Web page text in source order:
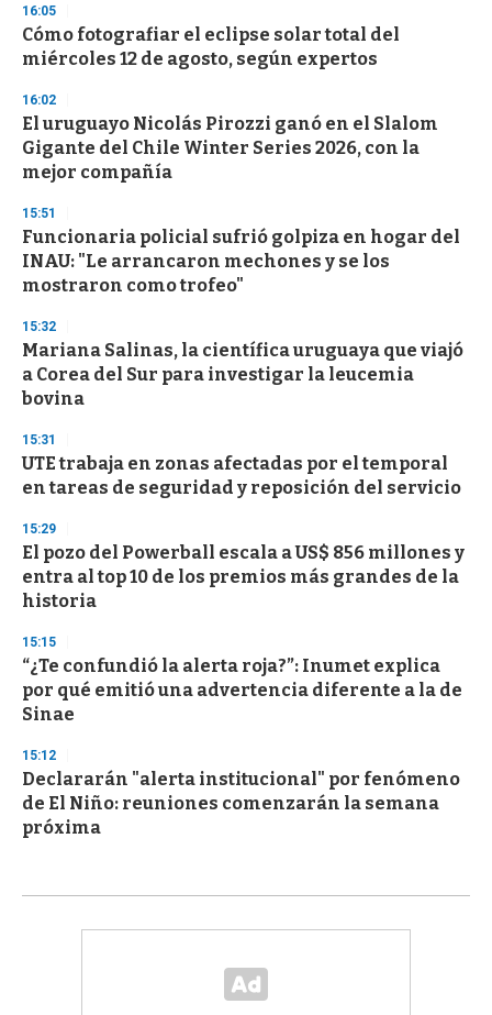
d
s
o
f
3
s
e
c
o
d
s
16:05
Cómo fotografiar el eclipse solar total del
miércoles 12 de agosto, según expertos
16:02
El uruguayo Nicolás Pirozzi ganó en el Slalom
Gigante del Chile Winter Series 2026, con la
mejor compañía
15:51
Funcionaria policial sufrió golpiza en hogar del
INAU: "Le arrancaron mechones y se los
mostraron como trofeo"
15:32
Mariana Salinas, la científica uruguaya que viajó
a Corea del Sur para investigar la leucemia
bovina
15:31
UTE trabaja en zonas afectadas por el temporal
en tareas de seguridad y reposición del servicio
15:29
El pozo del Powerball escala a US$ 856 millones y
entra al top 10 de los premios más grandes de la
historia
15:15
“¿Te confundió la alerta roja?”: Inumet explica
por qué emitió una advertencia diferente a la de
Sinae
15:12
Declararán "alerta institucional" por fenómeno
de El Niño: reuniones comenzarán la semana
próxima